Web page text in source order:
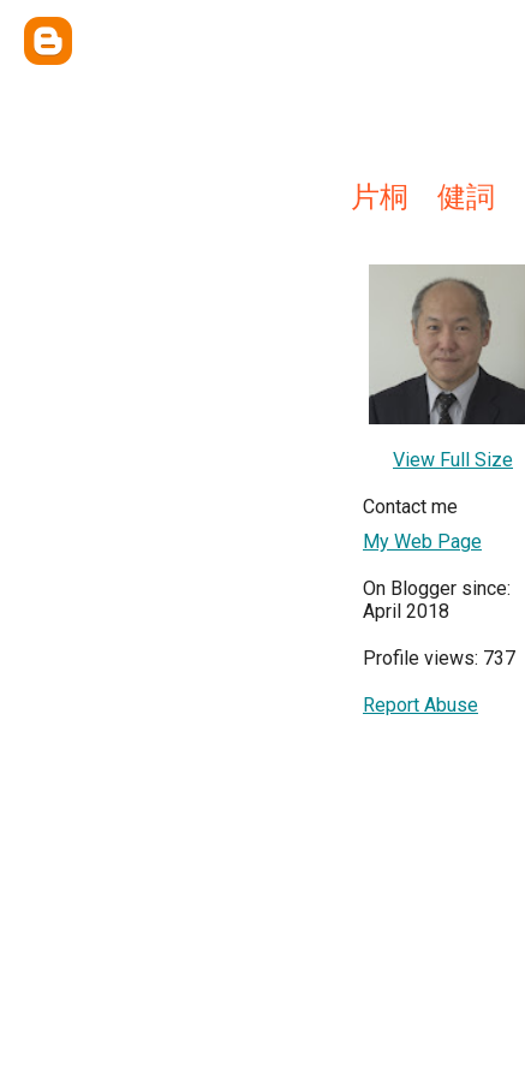
片桐 健詞
View Full Size
Contact me
My Web Page
On Blogger since:
April 2018
Profile views: 737
Report Abuse